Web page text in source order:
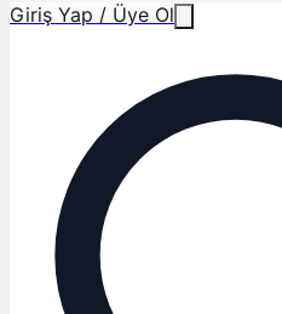
Giriş Yap / Üye Ol